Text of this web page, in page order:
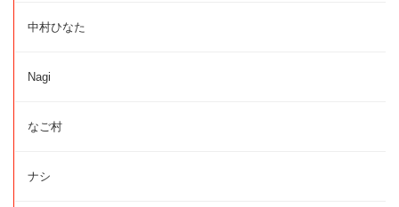
中村ひなた
Nagi
なご村
ナシ